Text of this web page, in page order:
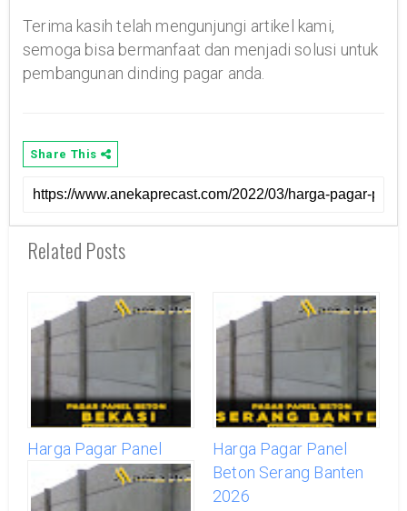
Terima kasih telah mengunjungi artikel kami,
semoga bisa bermanfaat dan menjadi solusi untuk
pembangunan dinding pagar anda.
Share This
Related Posts
Harga Pagar Panel
Beton Bekasi Murah
Per Meter 2026
Harga Pagar Panel
Beton Serang Banten
2026